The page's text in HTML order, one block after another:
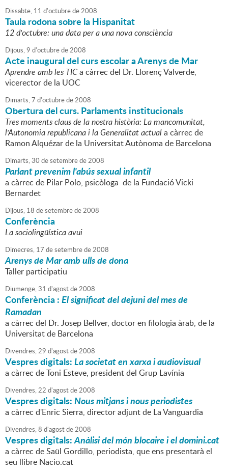
Dissabte, 11 d'octubrede2008
Taula rodona sobre la Hispanitat
12 d'octubre: una data per a una nova consciència
Dijous,9 d'octubrede2008
Acte inaugural del curs escolar a Arenys de Mar
Aprendre amb les TICa càrrec del Dr. Llorenç Valverde,
vicerector de la UOC
Dimarts,7 d'octubrede2008
Obertura del curs. Parlaments institucionals
Tres moments claus de la nostra història: La mancomunitat,
l'Autonomia republicana i la Generalitat actuala càrrec de
Ramon Alquézar de la Universitat Autònoma de Barcelona
Dimarts,30 desetembrede2008
Parlant prevenim l'abús sexual infantil
a càrrec de Pilar Polo, psicòloga de la Fundació Vicki
Bernardet
Dijous, 18 desetembrede2008
Conferència
La sociolingüística avui
Dimecres, 17 desetembrede2008
Arenys de Mar amb ulls de dona
Taller participatiu
Diumenge,31 d'agostde2008
Conferència :El significat del dejuni del mes de
Ramadan
a càrrec del Dr. Josep Bellver, doctor en filologia àrab, de la
Universitat de Barcelona
Divendres,29 d'agostde2008
Vespres digitals:La societat en xarxa i audiovisual
a càrrec de Toni Esteve, president del Grup Lavínia
Divendres,22 d'agostde2008
Vespres digitals:Nous mitjans i nous periodistes
a càrrec d'Enric Sierra, director adjunt de La Vanguardia
Divendres,8 d'agostde2008
Vespres digitals:Anàlisi del món blocaire i el domini.cat
a càrrec de Saül Gordillo, periodista, que ens presentarà el
seu llibre Nacio.cat